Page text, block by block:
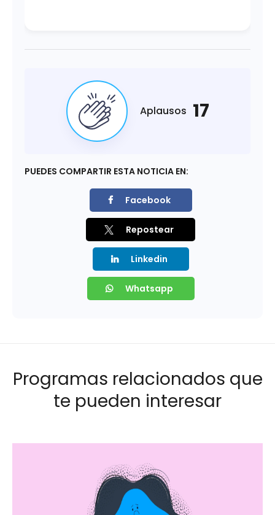
Aplausos 17
PUEDES COMPARTIR ESTA NOTICIA EN:
Facebook
Repostear
Linkedin
Whatsapp
Programas relacionados que
te pueden interesar